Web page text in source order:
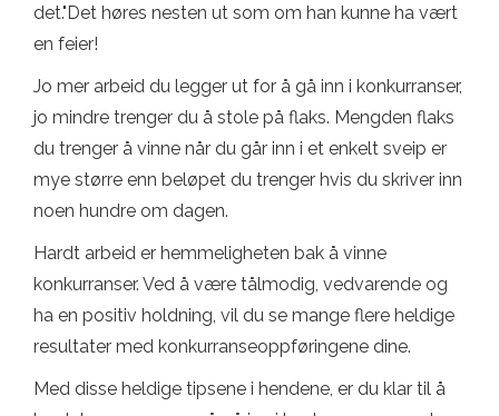
det."Det høres nesten ut som om han kunne ha vært
en feier!
Jo mer arbeid du legger ut for å gå inn i konkurranser,
jo mindre trenger du å stole på flaks. Mengden flaks
du trenger å vinne når du går inn i et enkelt sveip er
mye større enn beløpet du trenger hvis du skriver inn
noen hundre om dagen.
Hardt arbeid er hemmeligheten bak å vinne
konkurranser. Ved å være tålmodig, vedvarende og
ha en positiv holdning, vil du se mange flere heldige
resultater med konkurranseoppføringene dine.
Med disse heldige tipsene i hendene, er du klar til å